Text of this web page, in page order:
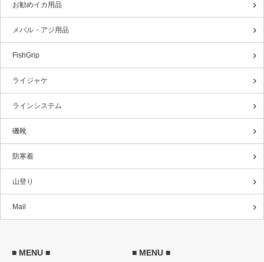
お勧めイカ用品
メバル・アジ用品
FishGrip
ライジャケ
ラインシステム
磯靴
防寒着
山登り
Mail
■ MENU ■ ■ MENU ■